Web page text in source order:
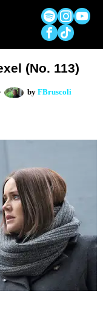
(No. 113)
by FBruscoli